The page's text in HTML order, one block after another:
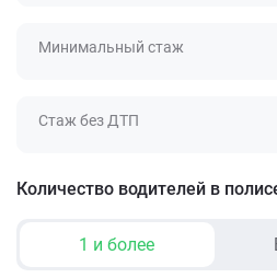
Минимальный стаж
Стаж без ДТП
Количество водителей в
1 и более